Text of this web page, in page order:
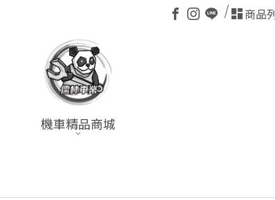
商品
機車精品商城